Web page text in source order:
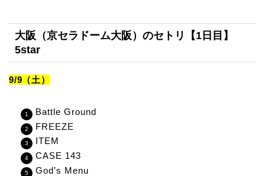
大阪（京セラドーム大阪）のセトリ【1日目】
5star
9/9（土）
Battle Ground
FREEZE
ITEM
CASE 143
God’s Menu